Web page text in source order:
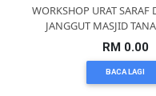
WORKSHOP URAT SARAF
JANGGUT MASJID
RM 0.00